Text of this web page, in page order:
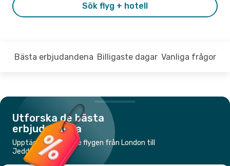
Sök flyg + hotell
Bästa erbjudandena Billigaste dagar Vanliga frågor
Utforska de bästa
erbjudandena
Upptäck de billigaste flygen från London till
Jeddah